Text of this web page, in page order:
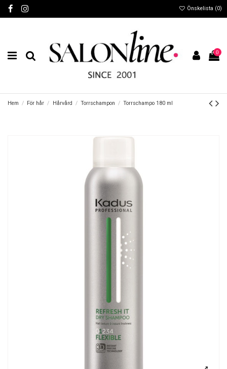
Önskelista (0)
0
Hem För hår Hårvård Torrschampon Torrschampo 180 ml